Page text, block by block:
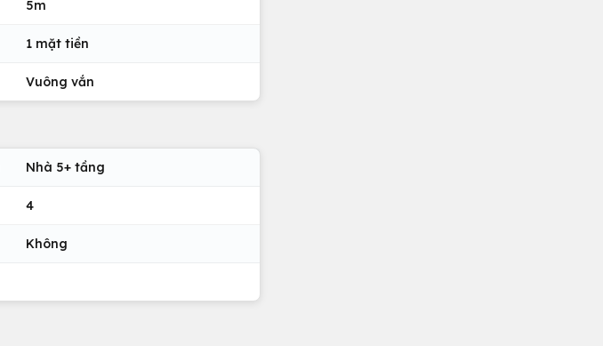
5m
1 mặt tiền
Vuông vắn
Nhà 5+ tầng
4
Không